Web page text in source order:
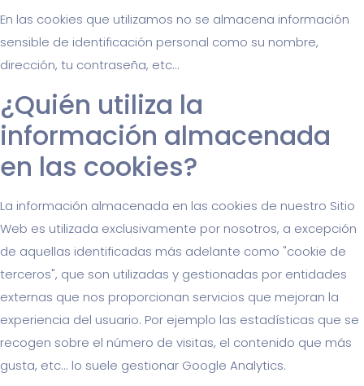
En las cookies que utilizamos no se almacena información
sensible de identificación personal como su nombre,
dirección, tu contraseña, etc...
¿Quién utiliza la
información almacenada
en las cookies?
La información almacenada en las cookies de nuestro Sitio
Web es utilizada exclusivamente por nosotros, a excepción
de aquellas identificadas más adelante como "cookie de
terceros", que son utilizadas y gestionadas por entidades
externas que nos proporcionan servicios que mejoran la
experiencia del usuario. Por ejemplo las estadísticas que se
recogen sobre el número de visitas, el contenido que más
gusta, etc... lo suele gestionar Google Analytics.